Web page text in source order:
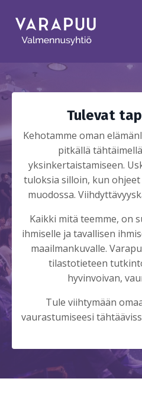
Tulevat
Kehotamme oman
pitkällä
yksinkertaistamiseen.
tuloksia silloin, kun
muodossa.
Kaikki mitä teemme, on
ihmiselle ja tavallisen
maailmankuvalle.
tilastotieteen
hyvinvoivan,
Tule viihtymään
vaurastumiseesi